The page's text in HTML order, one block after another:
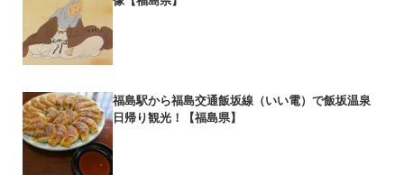
福島駅から福島交通飯坂線（いい電）で飯坂温泉
日帰り観光！【福島県】